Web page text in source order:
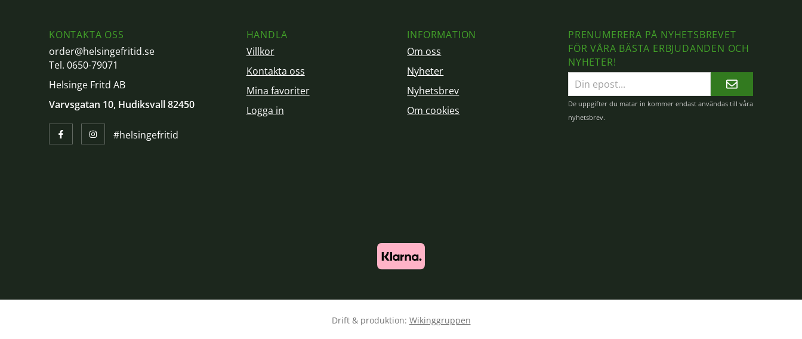
KONTAKTA OSS
order@helsingefritid.se
Tel. 0650-79071
Helsinge Fritd AB
Varvsgatan 10, Hudiksvall 82450
#helsingefritid
HANDLA
Villkor
Kontakta oss
Mina favoriter
Logga in
INFORMATION
Om oss
Nyheter
Nyhetsbrev
Om cookies
PRENUMERERA PÅ NYHETSBREVET
FÖR VÅRA BÄSTA ERBJUDANDEN OCH
NYHETER!
E-
postadress
De uppgifter du matar in kommer endast användas till våra
nyhetsbrev.
Drift & produktion: Wikinggruppen